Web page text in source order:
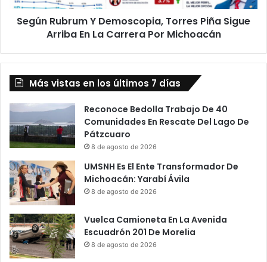
En
Según Rubrum Y Demoscopia, Torres Piña Sigue
Arriba En La Carrera Por Michoacán
Más vistas en los últimos 7 días
Reconoce Bedolla Trabajo De 40
Comunidades En Rescate Del Lago De
Pátzcuaro
8 de agosto de 2026
UMSNH Es El Ente Transformador De
Michoacán: Yarabí Ávila
8 de agosto de 2026
Vuelca Camioneta En La Avenida
Escuadrón 201 De Morelia
8 de agosto de 2026